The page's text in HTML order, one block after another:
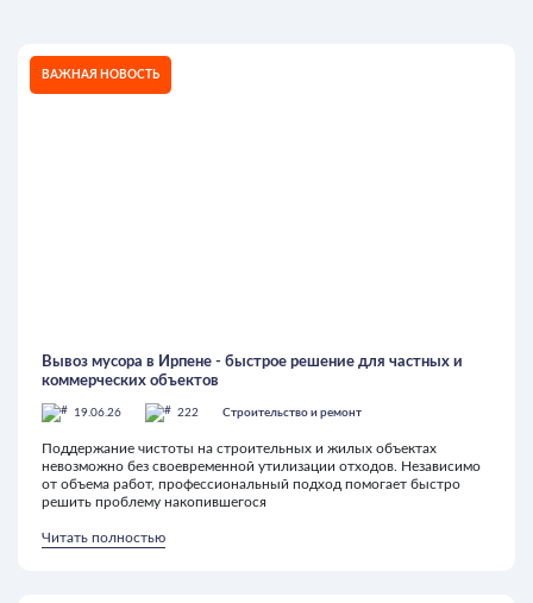
ВАЖНАЯ НОВОСТЬ
Вывоз мусора в Ирпене - быстрое решение для частных и
коммерческих объектов
19.06.26 222 Строительство и ремонт
Поддержание чистоты на строительных и жилых объектах
невозможно без своевременной утилизации отходов. Независимо
от объема работ, профессиональный подход помогает быстро
решить проблему накопившегося
Читать полностью